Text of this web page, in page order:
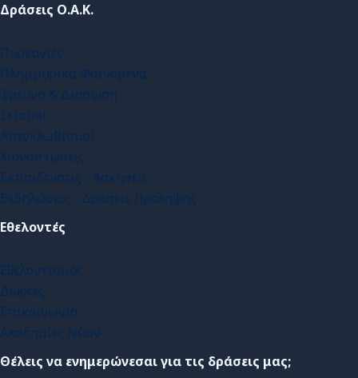
Δράσεις Ο.Α.Κ.
Πυρκαγιές
Πλημμυρικά Φαινόμενα
Έρευνα & Διάσωση
Σεισμοί
Απεγκλωβισμοί
Χιονοπτώσεις
Εκπαιδεύσεις - Ασκήσεις
Εκδηλώσεις - Δράσεις Πρόληψης
Εθελοντές
Εθελοντισμός
Δωρεές
Επικοινωνία
Ακαδημίες Νέων
Θέλεις να ενημερώνεσαι για τις δράσεις μας;